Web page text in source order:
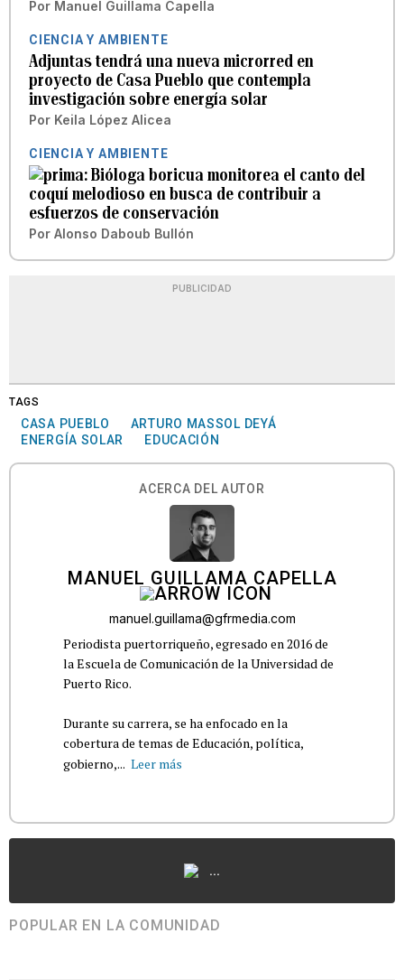
Por Manuel Guillama Capella
CIENCIA Y AMBIENTE
Adjuntas tendrá una nueva microrred en
proyecto de Casa Pueblo que contempla
investigación sobre energía solar
Por Keila López Alicea
CIENCIA Y AMBIENTE
Bióloga boricua monitorea el canto del
coquí melodioso en busca de contribuir a
esfuerzos de conservación
Por Alonso Daboub Bullón
PUBLICIDAD
TAGS
CASA PUEBLO
ARTURO MASSOL DEYÁ
ENERGÍA SOLAR
EDUCACIÓN
ACERCA DEL AUTOR
MANUEL GUILLAMA CAPELLA
manuel.guillama@gfrmedia.com
Periodista puertorriqueño, egresado en 2016 de
la Escuela de Comunicación de la Universidad de
Puerto Rico.
Durante su carrera, se ha enfocado en la
cobertura de temas de Educación, política,
gobierno,... Leer más
...
POPULAR EN LA COMUNIDAD